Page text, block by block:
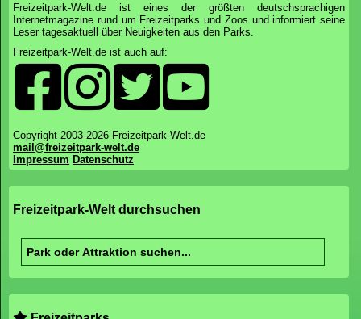
Freizeitpark-Welt.de ist eines der größten deutschsprachigen
Internetmagazine rund um Freizeitparks und Zoos und informiert seine
Leser tagesaktuell über Neuigkeiten aus den Parks.
Freizeitpark-Welt.de ist auch auf:
Copyright 2003-2026 Freizeitpark-Welt.de
mail@freizeitpark-welt.de
Impressum Datenschutz
Freizeitpark-Welt durchsuchen